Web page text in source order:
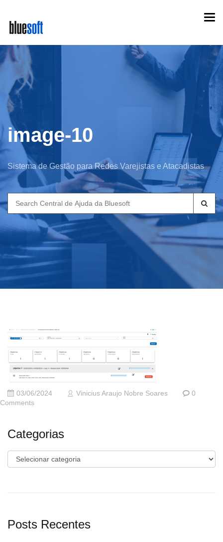
main
content
image-10
Sistema de Gestão para Redes Varejistas e Atacadistas
Search
for:
03/06/2024 Vinicius Araujo Nobre Soares
0
Comments
Categorias
Categorias
Posts Recentes